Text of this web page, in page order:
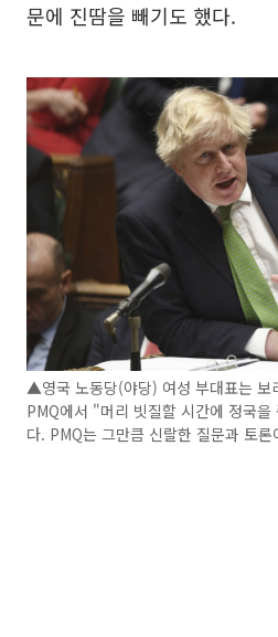
문에 진땀을 빼기도 했다.
▲영국 노동당(야당) 여성 부대표는 보
PMQ에서 "머리 빗질할 시간에 정국
다. PMQ는 그만큼 신랄한 질문과 토